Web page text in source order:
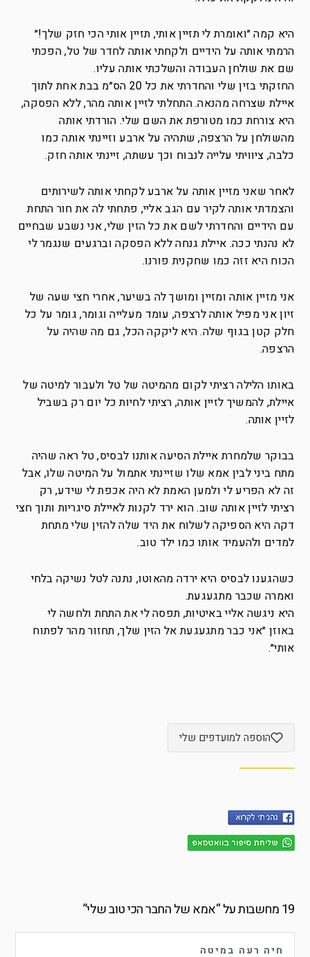
היא קמה ״ואומרת לי תזיין אותי, תזיין אותי הכי חזק שלך!״
הרמתי אותה על הידיים ולקחתי אותה לחדר של טל, הפכתי
שם את שולחן העבודה והשלכתי אותה עליו.
החזקתי בזין שלי והחדרתי את כל 20 הס״מ בבת אחת לתוך
איילת שצרחה מהנאה. התחלתי לזיין אותה מהר, ללא הפסקה,
היא צורחת כמו מטורפת את השם שלי. הורדתי אותה
מהשולחן על הרצפה, שתהיה על ארבע וזיינתי אותה כמו
כלבה, ציוויתי עלייה לנבוח וכך עשתה, זיינתי אותה חזק.
לאחר שאני מזיין אותה על ארבע לקחתי אותה לשירותים
והצמדתי אותה לקיר עם הגב אליי, פתחתי לה את חור התחת
עם הידיים והחדרתי לשם את כל הזין שלי, אני נשבע שבחיים
לא נהנתי ככה. איילת גנחה ללא הפסקה וברגעים שנגמר לי
הכוח היא זזה כמו שחקנית פורנו.
אני מזיין אותה ומזיין ומושך לה בשיער, אחרי חצי שעה של
זיון אני מפיל אותה לרצפה, עומד מעלייה וגומר, גומר על כל
חלק קטן בגוף שלה. היא ליקקה הכל, גם מה שהיה על
הרצפה.
באותו הלילה רציתי לקום מהמיטה של טל ולעבור למיטה של
איילת, להמשיך לזיין אותה, רציתי לחיות כל יום רק בשביל
לזיין אותה.
בבוקר שלמחרת איילת הסיעה אותנו לבסיס, טל ראה שהיה
מתח ביני לבין אמא שלו שזיינתי אתמול על המיטה שלו, אבל
זה לא הפריע לי ולמען האמת לא היה אכפת לי שידע, רק
רציתי לזיין אותה שוב. הוא ירד לקנות לאיילת סיגריות ותוך חצי
דקה היא הספיקה לשלוח את היד שלה להזין שלי מתחת
למדים ולהעמיד אותו כמו ילד טוב.
כשהגענו לבסיס היא ירדה מהאוטו, נתנה לטל נשיקה בלחי
ואמרה שכבר מתגעגעת.
היא ניגשה אליי באיטיות, תפסה לי את התחת ולחשה לי
באוזן ״אני כבר מתגעגעת אל הזין שלך, תחזור מהר לפתוח
אותי״.
הוספה למועדפים שלי
19 מחשבות על “ אמא של החבר הכי טוב שלי”
חיה רעה במיטה